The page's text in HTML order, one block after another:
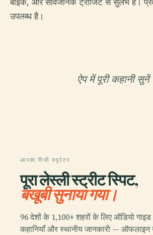
बाइक, और सार्वजनिक ट्रांजिट से सुलभ है।
उपलब्ध है।
ऐप में पूरी कहानी सुनें
आपका निजी क्यूरेटर
पूरा लेस्ली स्ट्रीट स्पिट,
बखूबी सुनाया गया।
96 देशों के 1,100+ शहरों के लिए ऑडियो
कहानियाँ और स्थानीय जानकारी — ऑफलाइन